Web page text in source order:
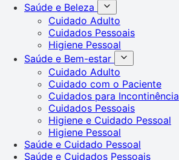
Saúde e Beleza
Cuidado Adulto
Cuidados Pessoais
Higiene Pessoal
Saúde e Bem-estar
Cuidado Adulto
Cuidado com o Paciente
Cuidados para Incontinência
Cuidados Pessoais
Higiene e Cuidado Pessoal
Higiene Pessoal
Saúde e Cuidado Pessoal
Saúde e Cuidados Pessoais